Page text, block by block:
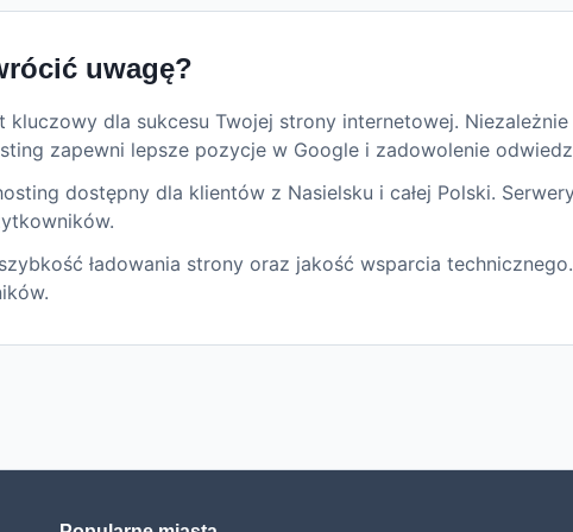
uwagę?
dla sukcesu Twojej strony internetowej.
zapewni lepsze pozycje w Google i zadowolenie
dostępny dla klientów z Nasielsku i całej Polski.
ładowania strony oraz jakość wsparcia